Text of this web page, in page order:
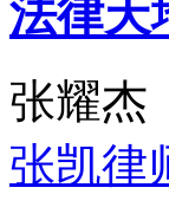
法律天
张耀杰
张凯律